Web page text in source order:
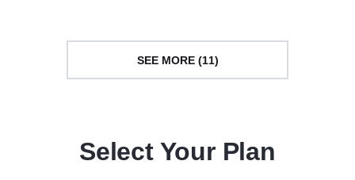
SEE MORE (11)
Select Your Plan